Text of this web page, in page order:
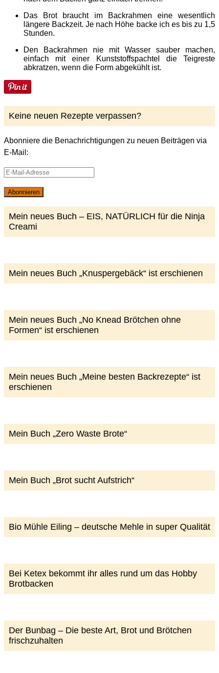
Das Brot braucht im Backrahmen eine wesentlich
längere Backzeit. Je nach Höhe backe ich es bis zu 1,5
Stunden.
Den Backrahmen nie mit Wasser sauber machen,
einfach mit einer Kunststoffspachtel die Teigreste
abkratzen, wenn die Form abgekühlt ist.
Keine neuen Rezepte verpassen?
Abonniere die Benachrichtigungen zu neuen Beiträgen via
E-Mail:
E-
Adresse
Abonnieren
Mein neues Buch – EIS, NATÜRLICH für die Ninja
Creami
Mein neues Buch „Knuspergebäck“ ist erschienen
Mein neues Buch „No Knead Brötchen ohne
Formen“ ist erschienen
Mein neues Buch „Meine besten Backrezepte“ ist
erschienen
Mein Buch „Zero Waste Brote“
Mein Buch „Brot sucht Aufstrich“
Bio Mühle Eiling – deutsche Mehle in super Qualität
Bei Ketex bekommt ihr alles rund um das Hobby
Brotbacken
Der Bunbag – Die beste Art, Brot und Brötchen
frischzuhalten